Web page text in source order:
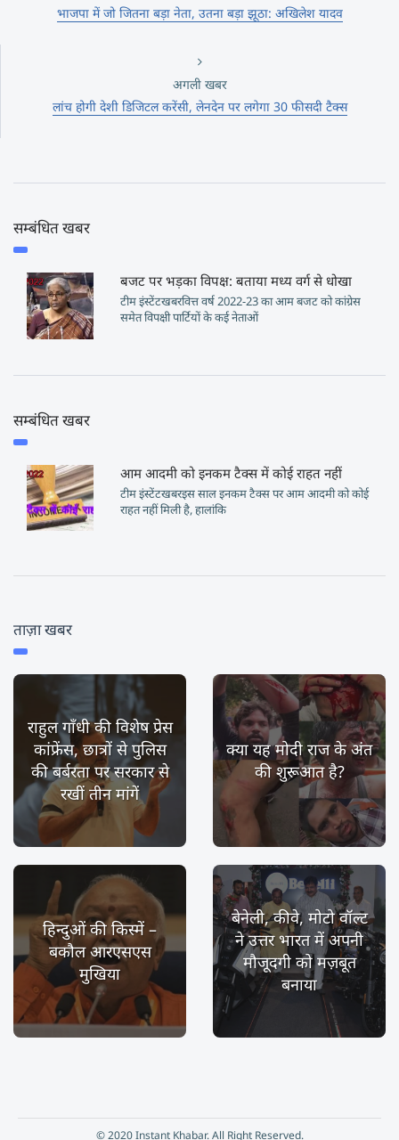
भाजपा में जो जितना बड़ा नेता, उतना बड़ा झूठा: अखिलेश यादव
अगली खबर
लांच होगी देशी डिजिटल करेंसी, लेनदेन पर लगेगा 30 फीसदी टैक्स
सम्बंधित खबर
बजट पर भड़का विपक्ष: बताया मध्य वर्ग से धोखा
टीम इंस्टेंटखबरवित्त वर्ष 2022-23 का आम बजट को कांग्रेस
समेत विपक्षी पार्टियों के कई नेताओं
सम्बंधित खबर
आम आदमी को इनकम टैक्स में कोई राहत नहीं
टीम इंस्टेंटखबरइस साल इनकम टैक्स पर आम आदमी को कोई
राहत नहीं मिली है, हालांकि
ताज़ा खबर
राहुल गाँधी की विशेष प्रेस
कांफ्रेंस, छात्रों से पुलिस
की बर्बरता पर सरकार से
रखीं तीन मांगें
क्या यह मोदी राज के अंत
की शुरूआत है?
हिन्दुओं की किस्में –
बकौल आरएसएस
मुखिया
बेनेली, कीवे, मोटो वॉल्ट
ने उत्तर भारत में अपनी
मौजूदगी को मज़बूत
बनाया
© 2020 Instant Khabar. All Right Reserved.